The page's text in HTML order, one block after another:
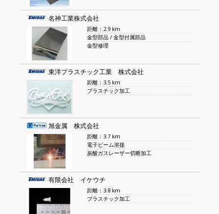
名神工業株式会社
距離：2.9 km
金型部品 / 金型付属部品
金型修理
東洋プラスチック工業 株式会社
距離：3.5 km
プラスチック加工
旭金属 株式会社
距離：3.7 km
電子ビーム溶接
炭酸ガスレーザー切断加工
有限会社 イケウチ
距離：3.8 km
プラスチック加工